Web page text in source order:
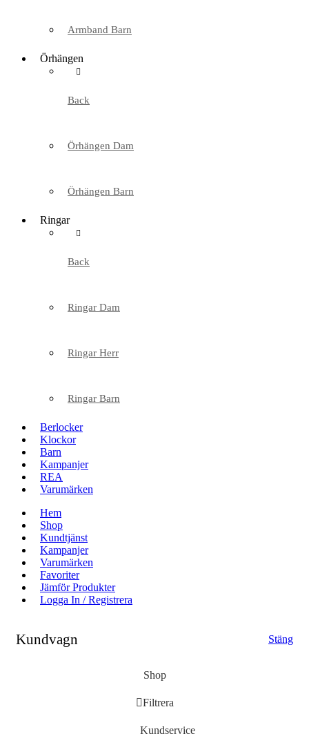
Armband Barn
Örhängen
Back
Örhängen Dam
Örhängen Barn
Ringar
Back
Ringar Dam
Ringar Herr
Ringar Barn
Berlocker
Klockor
Barn
Kampanjer
REA
Varumärken
Hem
Shop
Kundtjänst
Kampanjer
Varumärken
Favoriter
Jämför Produkter
Logga In / Registrera
Kundvagn Stäng
Shop
Filtrera
Kundservice